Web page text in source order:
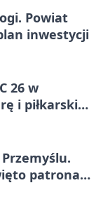
Powiat
inwestycji
26 w
i piłkarski
patrona